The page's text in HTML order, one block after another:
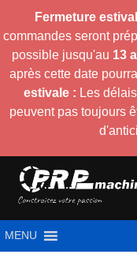
Fermeture
commandes seront
possible jusqu'au 13
après cette date
estivale : Les
peuvent pas toujours
MENU